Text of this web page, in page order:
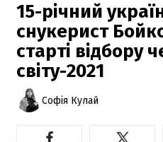
15-річний
снукерист
старті відбору
світу-2021
Софія Кулай